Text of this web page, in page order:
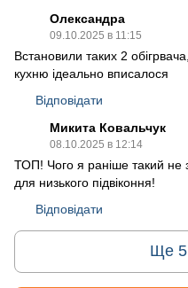
Олександра
09.10.2025 в 11:15
Встановили таких 2
кухню ідеально вписалося
Відповідати
Микита Ковальчук
08.10.2025 в 12:14
ТОП! Чого я раніше такий не
для низького підвіконня!
Відповідати
Ще 5